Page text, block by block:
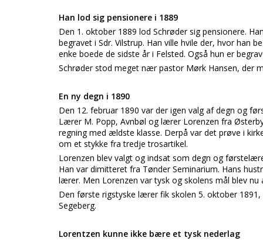
Han lod sig pensionere i 1889
Den 1. oktober 1889 lod Schrøder sig pensionere.
begravet i Sdr. Vilstrup. Han ville hvile der, hvor han
enke boede de sidste år i Felsted. Også hun er
Schrøder stod meget nær pastor Mørk Hansen, der
En ny degn i 1890
Den 12. februar 1890 var der igen valg af degn og
Lærer M. Popp, Avnbøl og lærer Lorenzen fra
regning med ældste klasse. Derpå var det prøve i
om et stykke fra tredje trosartikel.
Lorenzen blev valgt og indsat som degn og
Han var dimitteret fra Tønder Seminarium. Hans
lærer. Men Lorenzen var tysk og skolens mål blev
Den første rigstyske lærer fik skolen 5. oktober
Segeberg.
Lorentzen kunne ikke bære et tysk nederlag